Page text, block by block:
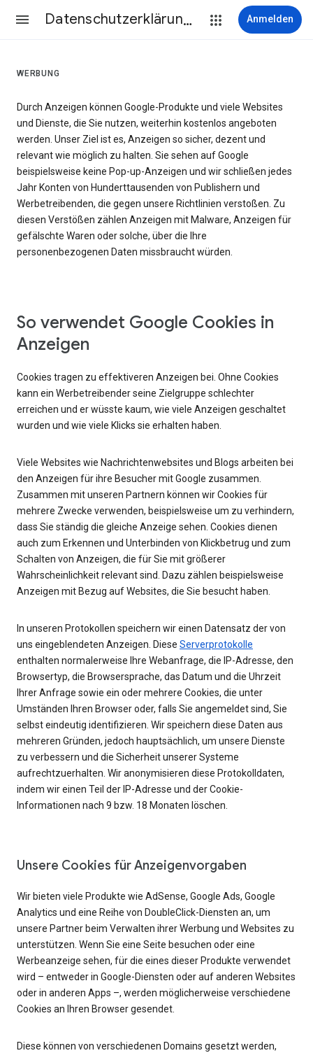
Datenschutzerklärung & Nutzungsbedingungen Anmelden
WERBUNG
Durch Anzeigen können Google-Produkte und viele Websites
und Dienste, die Sie nutzen, weiterhin kostenlos angeboten
werden. Unser Ziel ist es, Anzeigen so sicher, dezent und
relevant wie möglich zu halten. Sie sehen auf Google
beispielsweise keine Pop-up-Anzeigen und wir schließen jedes
Jahr Konten von Hunderttausenden von Publishern und
Werbetreibenden, die gegen unsere Richtlinien verstoßen. Zu
diesen Verstößen zählen Anzeigen mit Malware, Anzeigen für
gefälschte Waren oder solche, über die Ihre
personenbezogenen Daten missbraucht würden.
So verwendet Google Cookies in
Anzeigen
Cookies tragen zu effektiveren Anzeigen bei. Ohne Cookies
kann ein Werbetreibender seine Zielgruppe schlechter
erreichen und er wüsste kaum, wie viele Anzeigen geschaltet
wurden und wie viele Klicks sie erhalten haben.
Viele Websites wie Nachrichtenwebsites und Blogs arbeiten bei
den Anzeigen für ihre Besucher mit Google zusammen.
Zusammen mit unseren Partnern können wir Cookies für
mehrere Zwecke verwenden, beispielsweise um zu verhindern,
dass Sie ständig die gleiche Anzeige sehen. Cookies dienen
auch zum Erkennen und Unterbinden von Klickbetrug und zum
Schalten von Anzeigen, die für Sie mit größerer
Wahrscheinlichkeit relevant sind. Dazu zählen beispielsweise
Anzeigen mit Bezug auf Websites, die Sie besucht haben.
In unseren Protokollen speichern wir einen Datensatz der von
uns eingeblendeten Anzeigen. Diese Serverprotokolle
enthalten normalerweise Ihre Webanfrage, die IP-Adresse, den
Browsertyp, die Browsersprache, das Datum und die Uhrzeit
Ihrer Anfrage sowie ein oder mehrere Cookies, die unter
Umständen Ihren Browser oder, falls Sie angemeldet sind, Sie
selbst eindeutig identifizieren. Wir speichern diese Daten aus
mehreren Gründen, jedoch hauptsächlich, um unsere Dienste
zu verbessern und die Sicherheit unserer Systeme
aufrechtzuerhalten. Wir anonymisieren diese Protokolldaten,
indem wir einen Teil der IP-Adresse und der Cookie-
Informationen nach 9 bzw. 18 Monaten löschen.
Unsere Cookies für Anzeigenvorgaben
Wir bieten viele Produkte wie AdSense, Google Ads, Google
Analytics und eine Reihe von DoubleClick-Diensten an, um
unsere Partner beim Verwalten ihrer Werbung und Websites zu
unterstützen. Wenn Sie eine Seite besuchen oder eine
Werbeanzeige sehen, für die eines dieser Produkte verwendet
wird – entweder in Google-Diensten oder auf anderen Websites
oder in anderen Apps –, werden möglicherweise verschiedene
Cookies an Ihren Browser gesendet.
Diese können von verschiedenen Domains gesetzt werden,